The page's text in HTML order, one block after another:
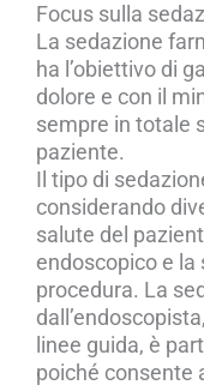
Focus sulla
La sedazione
ha l’obiettivo di
dolore e con il
sempre in totale
paziente.
Il tipo di
considerando
salute del
endoscopico e
procedura. La
linee guida, è
poiché consente